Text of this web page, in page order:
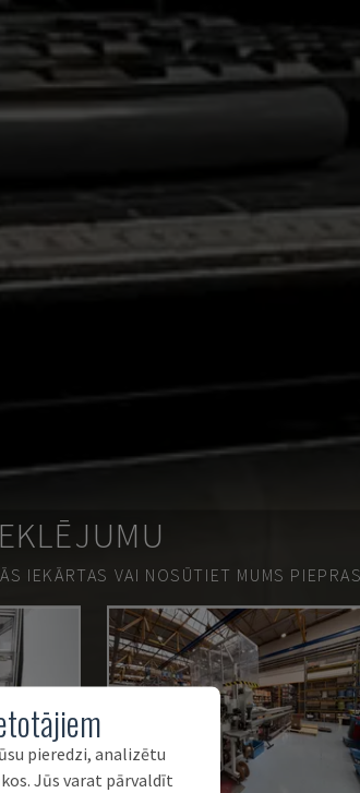
IEKĀRTAS VAI NOSŪTIET MUMS
pieredzi, analizētu
Jūs varat pārvaldīt